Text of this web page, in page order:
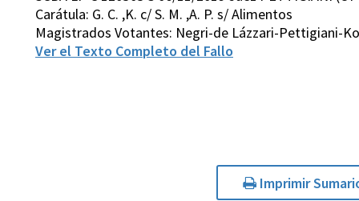
Carátula: G. C. ,K. c/ S. M. ,A. P. s/ Alimentos
Magistrados Votantes: Negri-de Lázzari-Pettigiani-
Ver el Texto Completo del Fallo
Imprimir